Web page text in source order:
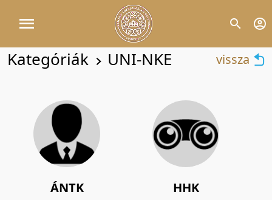
Kategóriák UNI-NKE vissza
ÁNTK
HHK